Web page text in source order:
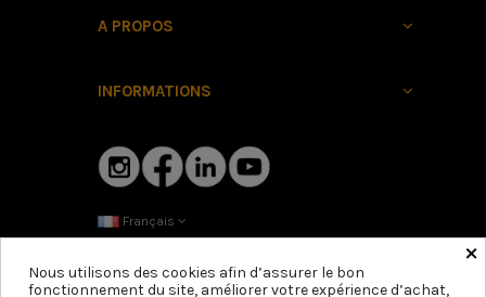
A PROPOS
INFORMATIONS
Français
×
Nous utilisons des cookies afin d’assurer le bon
fonctionnement du site, améliorer votre expérience d’achat,